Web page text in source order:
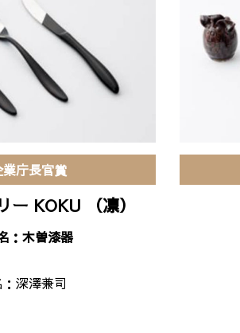
庁長官賞
ー KOKU （凛）
：木曽漆器
深澤兼司